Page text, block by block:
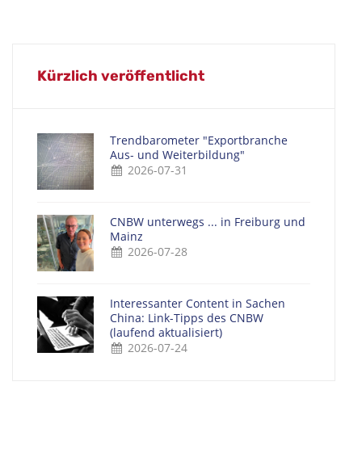
Kürzlich veröffentlicht
Trendbarometer "Exportbranche
Aus- und Weiterbildung"
2026-07-31
CNBW unterwegs ... in Freiburg und
Mainz
2026-07-28
Interessanter Content in Sachen
China: Link-Tipps des CNBW
(laufend aktualisiert)
2026-07-24